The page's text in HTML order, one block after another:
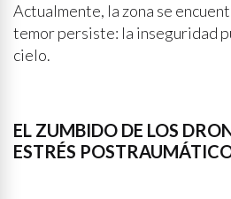
Actualmente, la zona se
temor persiste: la inseguridad
cielo.
EL ZUMBIDO DE LOS
ESTRÉS